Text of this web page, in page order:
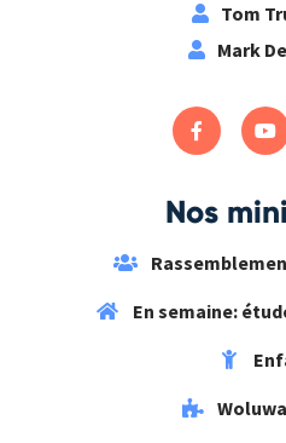
Tom
Mark
Nos
En semaine: